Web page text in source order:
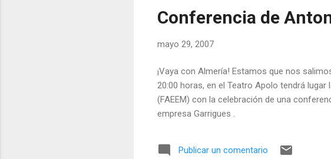
Conferencia de
mayo 29, 2007
¡Vaya con Almería! Estamos que nos
20:00 horas, en el Teatro Apolo tendrá
(FAEEM) con la celebración de una
empresa Garrigues .
Publicar un comentario